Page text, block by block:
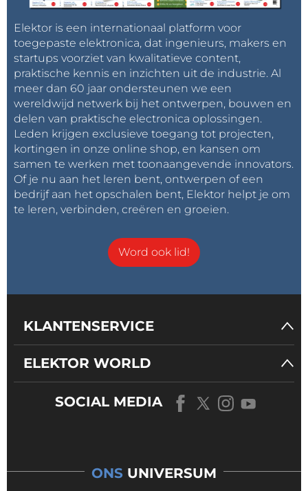
Elektor is een internationaal platform voor
toegepaste elektronica, dat ingenieurs, makers en
startups voorziet van kwalitatieve content,
praktische kennis en inzichten uit de industrie. Al
meer dan 60 jaar ondersteunen we een
wereldwijd netwerk bij het ontwerpen, bouwen en
delen van praktische electronica oplossingen.
Leden krijgen exclusieve toegang tot projecten,
kortingen in onze online shop, en kansen om
samen te werken met toonaangevende innovators.
Of je nu aan het leren bent, ontwerpen of een
bedrijf aan het opschalen bent, Elektor helpt je om
te leren, verbinden, creëren en groeien.
Word ook lid!
KLANTENSERVICE
ELEKTOR WORLD
SOCIAL MEDIA
ONS UNIVERSUM